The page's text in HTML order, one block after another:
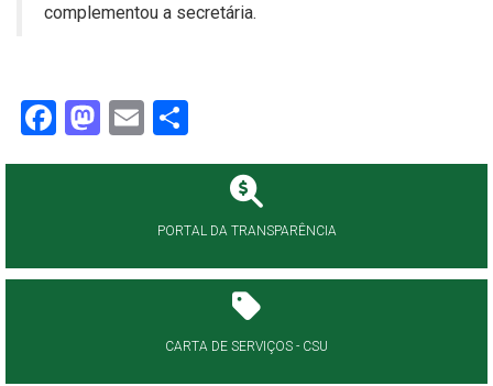
complementou a secretária.
Facebook
Mastodon
Email
PORTAL DA TRANSPARÊNCIA
CARTA DE SERVIÇOS - CSU